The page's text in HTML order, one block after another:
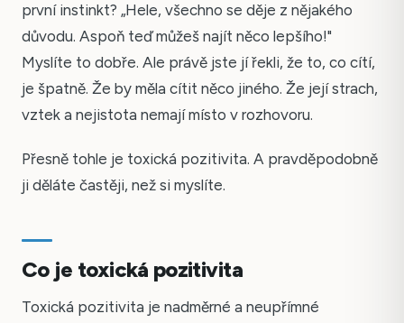
první instinkt? „Hele, všechno se děje z nějakého
důvodu. Aspoň teď můžeš najít něco lepšího!"
Myslíte to dobře. Ale právě jste jí řekli, že to, co cítí,
je špatně. Že by měla cítit něco jiného. Že její strach,
vztek a nejistota nemají místo v rozhovoru.
Přesně tohle je toxická pozitivita. A pravděpodobně
ji děláte častěji, než si myslíte.
Co je toxická pozitivita
Toxická pozitivita je nadměrné a neupřímné